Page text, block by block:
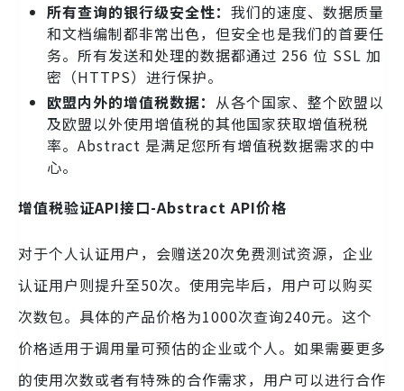
所有查询的银行级安全性： 我们的速度、数据质量
和文档编制都非常出色，但安全也是我们的首要任
务。所有发送和处理的数据都通过 256 位 SSL 加
密（HTTPS）进行保护。
欧盟内外的增值税数据： 从各个国家、整个欧盟以
及欧盟以外使用增值税的其他国家获取增值税税
率。Abstract 是满足您所有增值税数据需求的中
心。
增值税验证API接口-Abstract API价格
对于个人认证用户，会赠送20次免费测试资源，企业
认证用户则提升至50次。使用完毕后，用户可以购买
次数包。具体的产品价格为1000次查询240元。这个
价格适用于调用量可预估的企业或个人。如果需要更多
的使用次数或者有特殊的合作需求，用户可以进行合作